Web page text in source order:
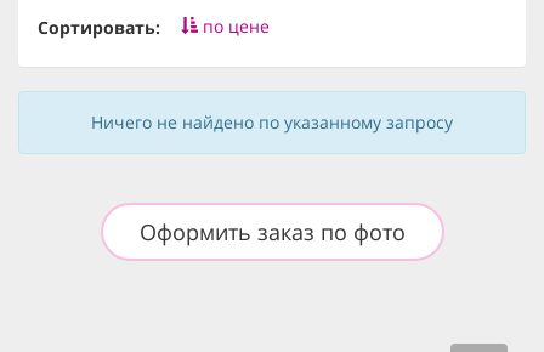
Сортировать: по цене
Ничего не найдено по указанному запросу
Оформить заказ по фото